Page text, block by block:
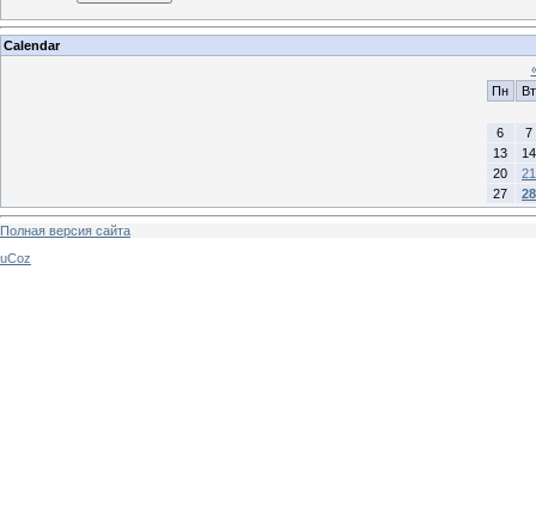
Calendar
Пн
Вт
6
7
13
14
20
21
27
28
Полная версия сайта
uCoz